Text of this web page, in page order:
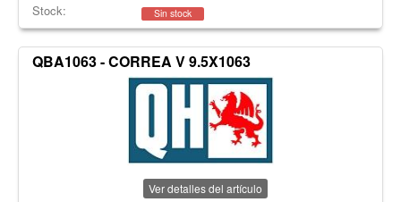
Stock: Sin stock
QBA1063 - CORREA V 9.5X1063
Ver detalles del artículo